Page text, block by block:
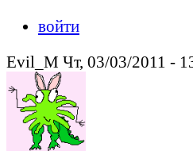
войти
Evil_M Чт, 03/03/2011 -